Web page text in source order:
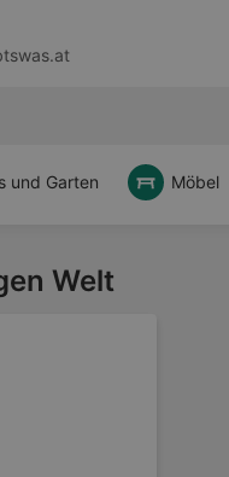
und Garten Möbel
Welt